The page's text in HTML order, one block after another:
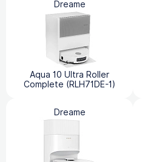
Dreame
Aqua 10 Ultra Roller
Complete (RLH71DE-1)
Dreame